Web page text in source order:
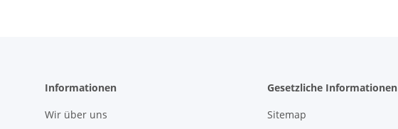
Informationen
Wir über uns
Gesetzliche Informationen
Sitemap